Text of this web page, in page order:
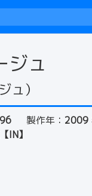
ジュ
ュ）
製作年： 2009
IN】